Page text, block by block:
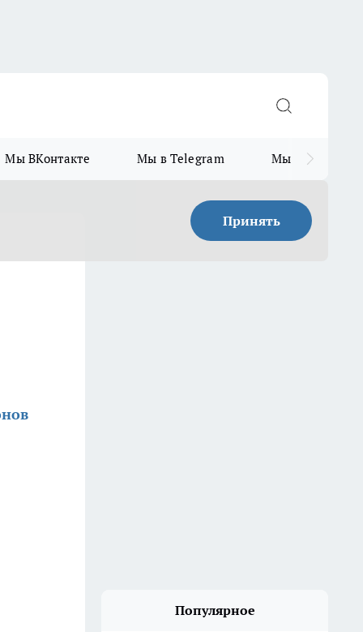
Мы ВКонтакте Мы в Telegram Мы в MAX
Принять
Популярное